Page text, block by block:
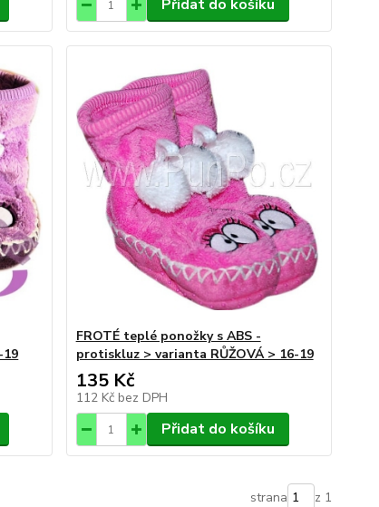
Přidat do košíku
FROTÉ teplé ponožky s ABS -
protiskluz > varianta RŮŽOVÁ > 16-19
135 Kč
112 Kč bez DPH
Přidat do košíku
strana z 1